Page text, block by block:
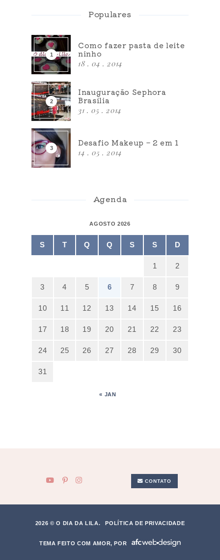
Populares
Como fazer pasta de leite
ninho
18 . 04 . 2014
Inauguração Sephora
Brasília
31 . 05 . 2014
Desafio Makeup – 2 em 1
14 . 05 . 2014
Agenda
AGOSTO 2026
S T Q Q S S D
1 2
3 4 5 6 7 8 9
10 11 12 13 14 15 16
17 18 19 20 21 22 23
24 25 26 27 28 29 30
31
« JAN
CONTATO
2026 © O DIA DA LILA. POLÍTICA DE PRIVACIDADE
TEMA FEITO COM AMOR, POR